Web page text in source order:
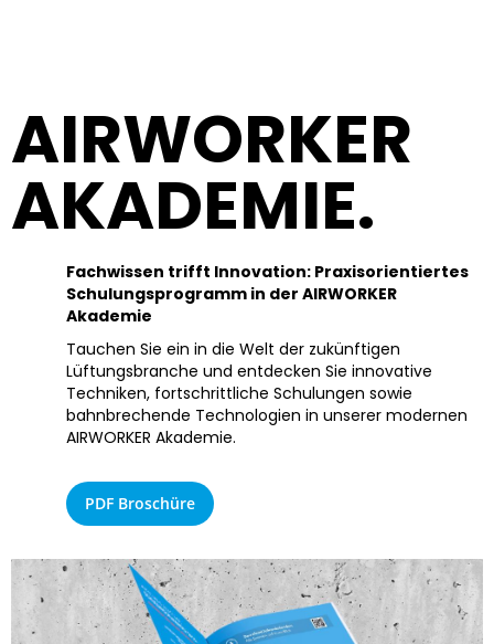
AIRWORKER
AKADEMIE.
Fachwissen trifft Innovation: Praxisorientiertes
Schulungsprogramm in der AIRWORKER
Akademie
Tauchen Sie ein in die Welt der zukünftigen
Lüftungsbranche und entdecken Sie innovative
Techniken, fortschrittliche Schulungen sowie
bahnbrechende Technologien in unserer modernen
AIRWORKER Akademie.
PDF Broschüre